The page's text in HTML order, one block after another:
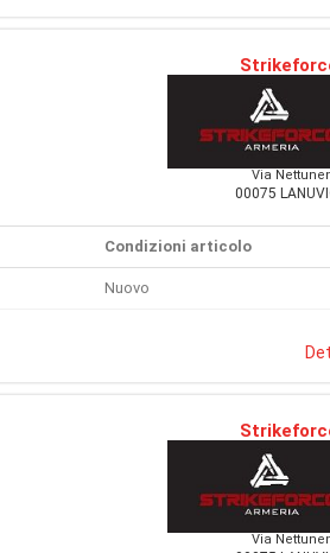
Via
00075
Condizioni articolo
Nuovo
Via